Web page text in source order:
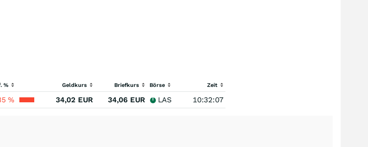
% Geldkurs Briefkurs Börse Zeit
% 34,02 EUR 34,06 EUR LAS 10:32:07